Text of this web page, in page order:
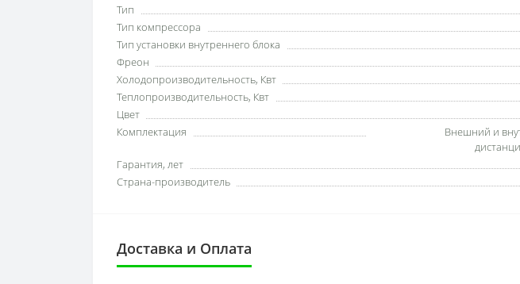
Тип
Тип компрессора
Тип установки внутреннего блока
Фреон
Холодопроизводительность, Квт
Теплопроизводительность, Квт
Цвет
Комплектация
Внешний и
Гарантия, лет
Страна-производитель
Доставка и Оплата